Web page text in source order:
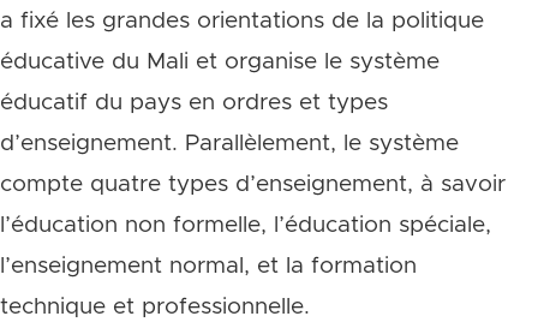
a fixé les grandes orientations de la politique
éducative du Mali et organise le système
éducatif du pays en ordres et types
d’enseignement. Parallèlement, le système
compte quatre types d’enseignement, à savoir
l’éducation non formelle, l’éducation spéciale,
l’enseignement normal, et la formation
technique et professionnelle.